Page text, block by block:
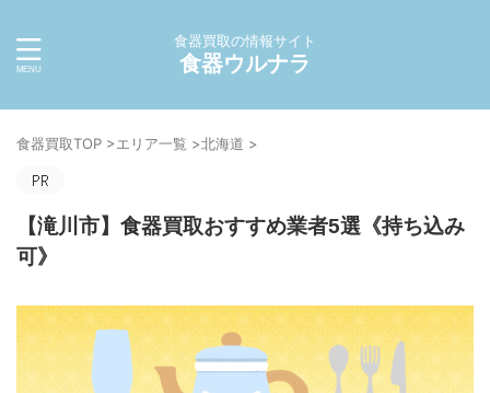
食器買取の情報サイト
食器ウルナラ
食器買取TOP >エリア一覧 >北海道 >
【滝川市】食器買取おすすめ業者5選《持ち込み
可》